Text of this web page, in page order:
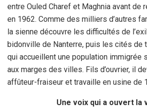
entre Ouled Charef et Maghnia avant de
en 1962. Comme des milliers d’autres
la sienne découvre les difficultés de
bidonville de Nanterre, puis les cités de
qui accueillent une population immigrée
aux marges des villes. Fils d’ouvrier, il
affûteur-fraiseur et travaille en usine de
Une voix qui a ouvert la